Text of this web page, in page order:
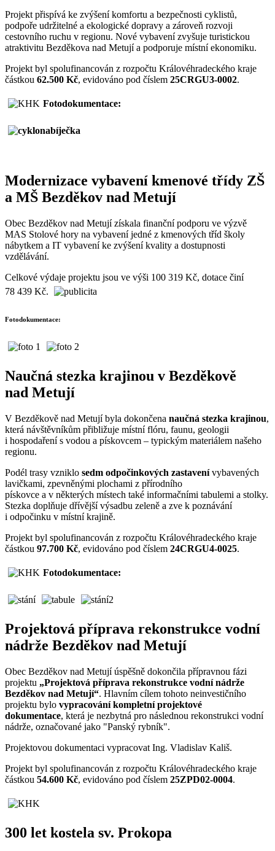
Projekt přispívá ke zvýšení komfortu a bezpečnosti cyklistů,
podpoře udržitelné a ekologické dopravy a zároveň rozvoji
cestovního ruchu v regionu. Nové vybavení zvyšuje turistickou
atraktivitu Bezděkova nad Metují a podporuje místní ekonomiku.
Projekt byl spolufinancován z rozpočtu Královéhradeckého kraje
částkou 62.500 Kč, evidováno pod číslem 25CRGU3-0002.
Fotodokumentace:
Modernizace vybavení kmenové třídy ZŠ
a MŠ Bezděkov nad Metují
Obec Bezděkov nad Metují získala finanční podporu ve výzvě
MAS Stolové hory na vybavení jedné z kmenových tříd školy
nábytkem a IT vybavení ke zvýšení kvality a dostupnosti
vzdělávání.
Celkové výdaje projektu jsou ve výši 100 319 Kč, dotace činí
78 439 Kč.
Fotodokumentace:
Naučná stezka krajinou v Bezděkově
nad Metují
V Bezděkově nad Metují byla dokončena naučná stezka krajinou,
která návštěvníkům přibližuje místní flóru, faunu, geologii
i hospodaření s vodou a pískovcem – typickým materiálem našeho
regionu.
Podél trasy vzniklo sedm odpočinkových zastavenívybavených
lavičkami, zpevněnými plochami z přírodního
pískovce a v některých místech také informačními tabulemi a stolky.
Stezka doplňuje dřívější výsadbu zeleně a zve k poznávání
i odpočinku v místní krajině.
Projekt byl spolufinancován z rozpočtu Královéhradeckého kraje
částkou 97.700 Kč, evidováno pod číslem 24CRGU4-0025.
Fotodokumentace:
Projektová příprava rekonstrukce vodní
nádrže Bezděkov nad Metují
Obec Bezděkov nad Metují úspěšně dokončila přípravnou fázi
projektu „Projektová příprava rekonstrukce vodní nádrže
Bezděkov nad Metují“. Hlavním cílem tohoto neinvestičního
projektu bylo vypracování kompletní projektové
dokumentace, která je nezbytná pro následnou rekonstrukci vodní
nádrže, označované jako "Panský rybník".
Projektovou dokumentaci vypracovat Ing. Vladislav Kališ.
Projekt byl spolufinancován z rozpočtu Královéhradeckého kraje
částkou 54.600 Kč, evidováno pod číslem 25ZPD02-0004.
300 let kostela sv. Prokopa